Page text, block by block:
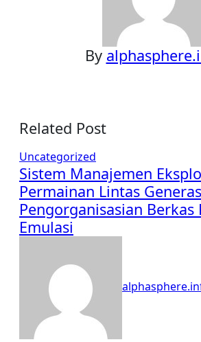
By
Related Post
Uncategorized
Sistem Manajemen
Permainan Lintas
Pengorganisasian Berkas
Emulasi